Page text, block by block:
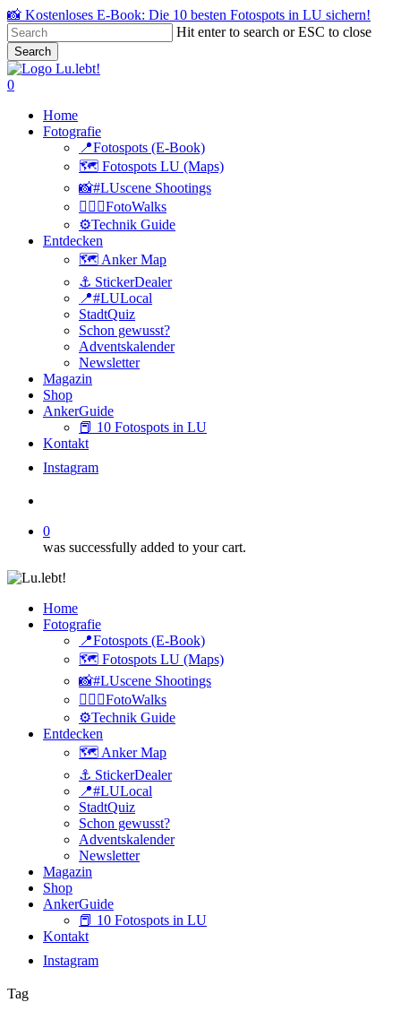
Skip
to
main
content
📸 Kostenloses E-Book: Die 10 besten Fotospots in LU sichern!
Hit enter to search or ESC to close
Search
Close
Search
search
0
Home
Fotografie
📍Fotospots (E-Book)
🗺️ Fotospots LU (Maps)
📸#LUscene Shootings
🚶🏻‍♂️FotoWalks
⚙️Technik Guide
Entdecken
🗺️ Anker Map
⚓️ StickerDealer
📍#LULocal
StadtQuiz
Schon gewusst?
Adventskalender
Newsletter
Magazin
Shop
AnkerGuide
📕 10 Fotospots in LU
Kontakt
Instagram
0
was successfully added to your cart.
Home
Fotografie
📍Fotospots (E-Book)
🗺️ Fotospots LU (Maps)
📸#LUscene Shootings
🚶🏻‍♂️FotoWalks
⚙️Technik Guide
Entdecken
🗺️ Anker Map
⚓️ StickerDealer
📍#LULocal
StadtQuiz
Schon gewusst?
Adventskalender
Newsletter
Magazin
Shop
AnkerGuide
📕 10 Fotospots in LU
Kontakt
Instagram
Tag